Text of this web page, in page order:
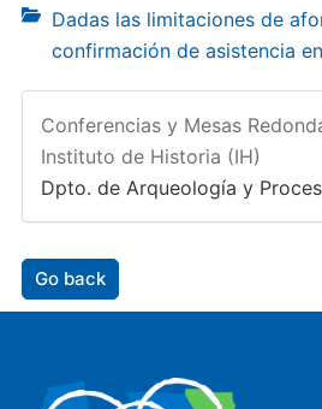
Dadas las limitaciones de
confirmación de asistencia
Conferencias y Mesas
Instituto de Historia (IH)
Dpto. de Arqueología y
Go back